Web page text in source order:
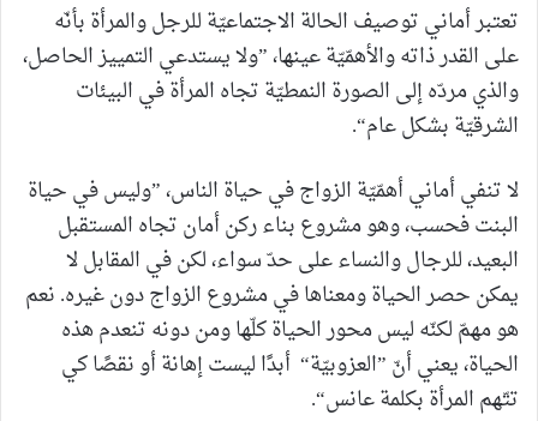
تعتبر أماني توصيف الحالة الاجتماعيّة للرجل والمرأة بأنّه
على القدر ذاته والأهمّيّة عينها، ”ولا يستدعي التمييز الحاصل،
والذي مردّه إلى الصورة النمطيّة تجاه المرأة في البيئات
الشرقيّة بشكل عام“.
لا تنفي أماني أهمّيّة الزواج في حياة الناس، ”وليس في حياة
البنت فحسب، وهو مشروع بناء ركن أمان تجاه المستقبل
البعيد، للرجال والنساء على حدّ سواء، لكن في المقابل لا
يمكن حصر الحياة ومعناها في مشروع الزواج دون غيره. نعم
هو مهمّ لكنّه ليس محور الحياة كلّها ومن دونه تنعدم هذه
الحياة، يعني أنّ ”العزوبيّة“ أبدًا ليست إهانة أو نقصًا كي
تتّهم المرأة بكلمة عانس“.